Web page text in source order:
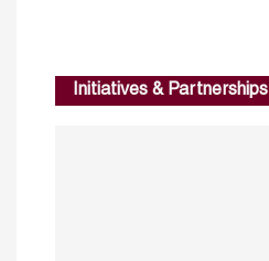
Initiatives & Partnerships